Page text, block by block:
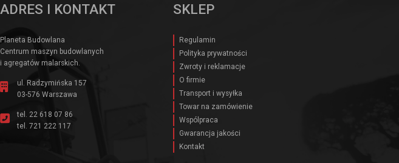
ADRES I KONTAKT
Planeta Budowlana
Centrum maszyn budowlanych
i agregatów malarskich.
ul. Radzymińska 157
03-576 Warszawa
tel. 22 618 07 86
tel. 721 222 117
SKLEP
Regulamin
Polityka prywatności
Zwroty i reklamacje
O firmie
Transport i wysyłka
Towar na zamówienie
Wspólpraca
Gwarancja jakości
Kontakt